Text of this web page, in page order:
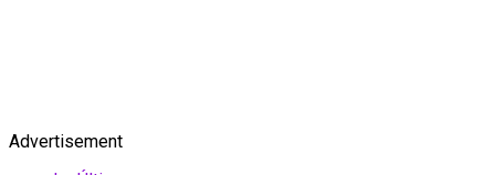
Advertisement